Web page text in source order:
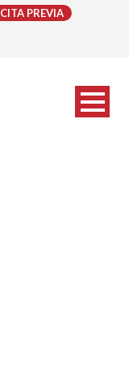
CITA PREVIA